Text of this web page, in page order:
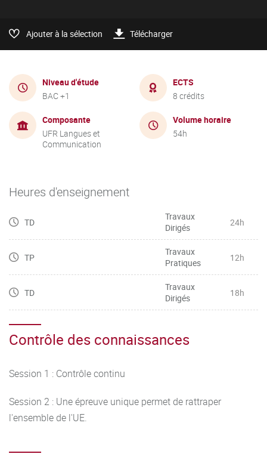
Ajouter à la sélection Télécharger
Niveau d'étude
BAC +1
ECTS
8 crédits
Composante
UFR Langues et
Communication
Volume horaire
54h
Heures d'enseignement
TD
Travaux
Dirigés
24h
TP
Travaux
Pratiques
12h
TD
Travaux
Dirigés
18h
Contrôle des connaissances
Session 1 : Contrôle continu
Session 2 : Une épreuve unique permet de rattraper
l'ensemble de l'UE.